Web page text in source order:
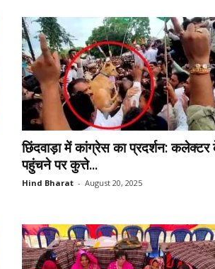
छिंदवाड़ा में कांग्रेस का प्रदर्शन:
पहुंचने पर कुत्ते...
Hind Bharat - August 20, 2025